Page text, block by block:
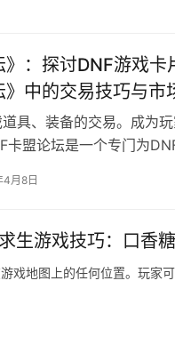
》：探讨DNF游戏
》中的交易技巧与市
具、装备的交易。成为
卡盟论坛是一个专门为
月8日
生游戏技巧：口香
戏地图上的任何位置。玩家